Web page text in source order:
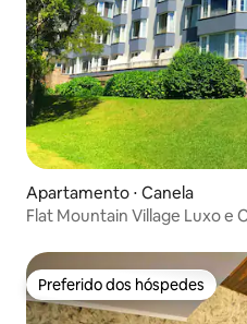
Apartamento ⋅ Canela
Flat Mountain Village Luxo e
Preferido dos hóspedes
Preferido dos hóspedes